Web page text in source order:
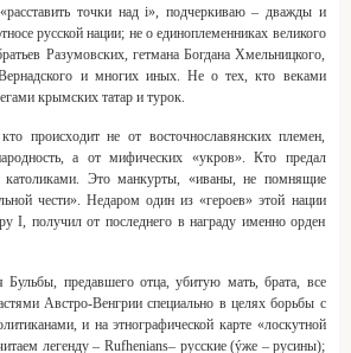
точки над i», подчеркиваю – дважды и
русской нации; не о единоплеменниках великого
Разумовских, гетмана Богдана Хмельницкого,
и многих иных. Не о тех, кто веками
крымских татар и турок.
происходит не от восточнославянских племен,
а от мифических «укров». Кто предал
католиками. Это манкурты, «иваны, не помнящие
чести». Недаром один из «героев» этой нации
I, получил от последнего в награду именно орден
предавшего отца, убитую мать, брата, все
Австро-Венгрии специально в целях борьбы с
и на этнографической карте «лоскутной
легенду – Rufhenians– русские (ýже – русины);